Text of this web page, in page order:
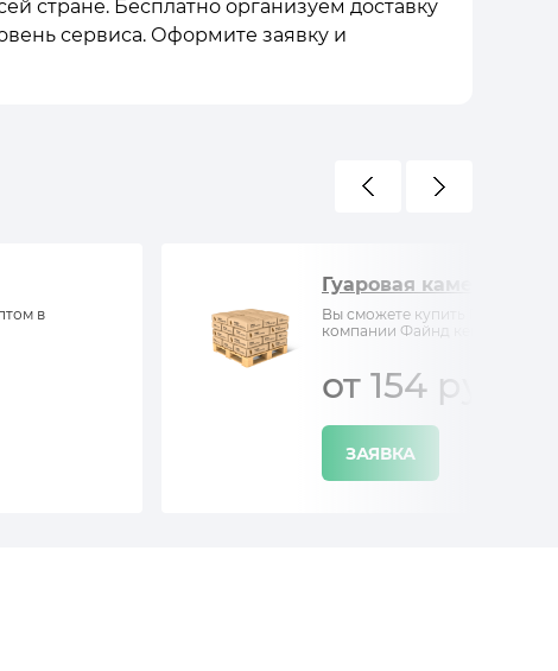
стране. Бесплатно организуем доставку
сервиса. Оформите заявку и
в
Гуаровая камедь
Вы сможете купить Гуаровая
компании Файнд кемистри
от 154 руб/кг
ЗАЯВКА